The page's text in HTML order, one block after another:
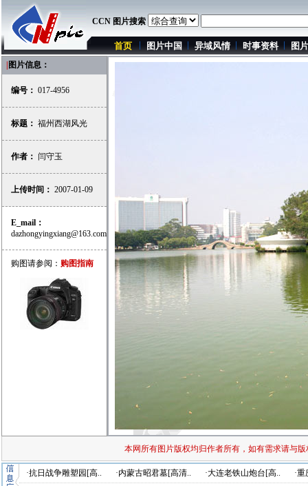
CCN 图片搜索
首页 图片中国 异域风情 时事资料 图
图片信息：
编号： 017-4956
标题： 福州西湖风光
作者： 闫守玉
上传时间： 2007-01-09
E_mail：
dazhongyingxiang@163.com
购图请参阅： 购图指南
本网所有图片版权均归作者所有，如有需求请与
·抗日战争雕塑园[高.. ·内蒙古昭君墓[高清.. ·大连老铁山炮台[高..
·